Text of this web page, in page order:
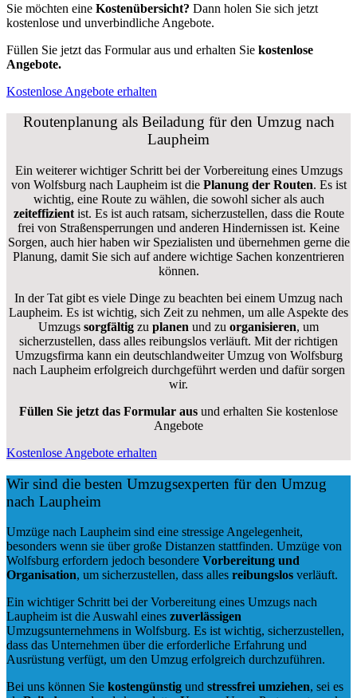
Sie möchten eine Kostenübersicht? Dann holen Sie sich jetzt
kostenlose und unverbindliche Angebote.
Füllen Sie jetzt das Formular aus und erhalten Sie kostenlose
Angebote.
Kostenlose Angebote erhalten
Routenplanung als Beiladung für den Umzug nach
Laupheim
Ein weiterer wichtiger Schritt bei der Vorbereitung eines Umzugs
von Wolfsburg nach Laupheim ist diePlanung der Routen. Es ist
wichtig, eine Route zu wählen, die sowohl sicher als auch
zeiteffizientist. Es ist auch ratsam, sicherzustellen, dass die Route
frei von Straßensperrungen und anderen Hindernissen ist. Keine
Sorgen, auch hier haben wir Spezialisten und übernehmen gerne die
Planung, damit Sie sich auf andere wichtige Sachen konzentrieren
können.
In der Tat gibt es viele Dinge zu beachten bei einem Umzug nach
Laupheim. Es ist wichtig, sich Zeit zu nehmen, um alle Aspekte des
Umzugs sorgfältig zu planen und zu organisieren, um
sicherzustellen, dass alles reibungslos verläuft. Mit der richtigen
Umzugsfirma kann ein deutschlandweiter Umzug von Wolfsburg
nach Laupheim erfolgreich durchgeführt werden und dafür sorgen
wir.
Füllen Sie jetzt das Formular aus und erhalten Sie kostenlose
Angebote
Kostenlose Angebote erhalten
Wir sind die besten Umzugsexperten für den Umzug
nach Laupheim
Umzüge nach Laupheim sind eine stressige Angelegenheit,
besonders wenn sie über große Distanzen stattfinden. Umzüge von
Wolfsburg erfordern jedoch besondere Vorbereitung und
Organisation, um sicherzustellen, dass alles reibungslos verläuft.
Ein wichtiger Schritt bei der Vorbereitung eines Umzugs nach
Laupheim ist die Auswahl eines zuverlässigen
Umzugsunternehmens in Wolfsburg. Es ist wichtig, sicherzustellen,
dass das Unternehmen über die erforderliche Erfahrung und
Ausrüstung verfügt, um den Umzug erfolgreich durchzuführen.
Bei uns können Sie kostengünstig und stressfrei umziehen, sei es